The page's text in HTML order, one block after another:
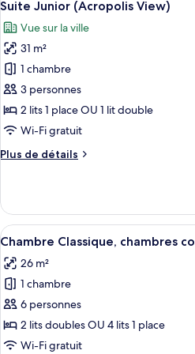
Suite
Présidentielle
toutes
les
photos
pour
ce
type
de
chambre :
Suite
View)
Suite Junior (Acropolis View)
Vue sur la ville
31 m²
1 chambre
3 personnes
2 lits 1 place OU 1 lit double
Wi-Fi gratuit
Plus de détails
Plus
le
type
de
Suite
Junior
View)
Afficher
toutes
les
photos
pour
ce
type
4
Chambre Classique, chambres
26 m²
1 chambre
6 personnes
2 lits doubles OU 4 lits 1 place
Wi-Fi gratuit